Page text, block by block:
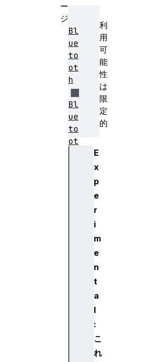
利
用
可
能
性
は
限
定
的
E
x
p
e
r
i
m
e
n
t
a
l
:
こ
れ
ー
ジ
Bl
ue
to
ot
h
Bl
ue
to
ot